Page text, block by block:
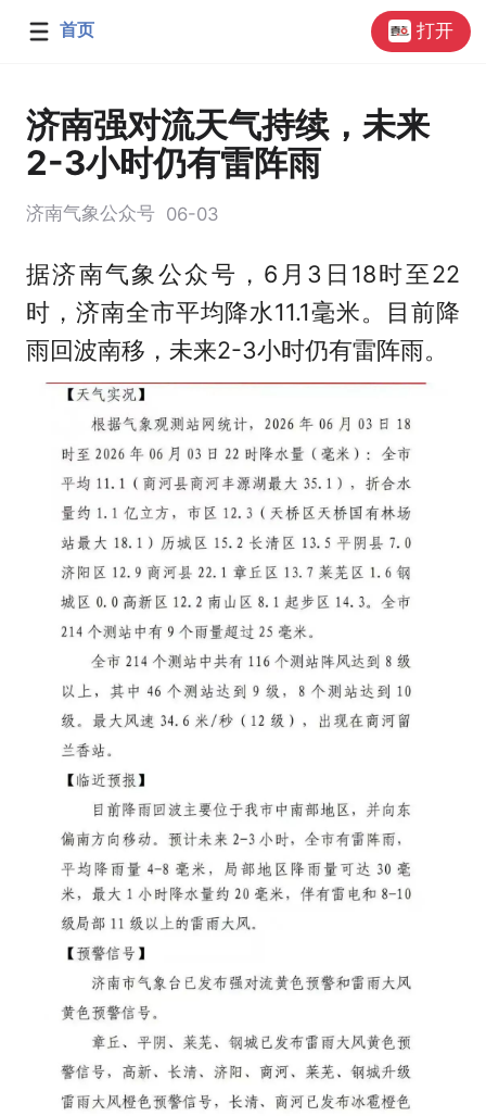
首页 打开
济南强对流天气持续，未来
2-3小时仍有雷阵雨
济南气象公众号 06-03
据济南气象公众号，6月3日18时至22
时，济南全市平均降水11.1毫米。目前降
雨回波南移，未来2-3小时仍有雷阵雨。